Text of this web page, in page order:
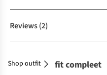
Reviews(2)
Maak je outfit compleet
Shop outfit